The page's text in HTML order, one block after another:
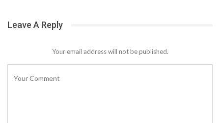
Leave A Reply
Your email address will not be published.